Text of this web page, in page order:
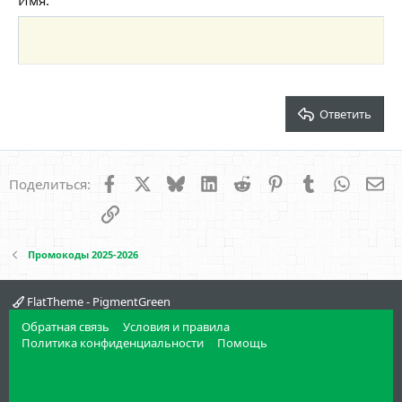
18
Tahoma
Заголовок 3
Ответить
Поделиться: Facebook BlueskyLinkedIn
Reddit PinterestTumblr
Ссылка
Промокоды 2025-2026
FlatTheme - PigmentGreen
Обратная связь
Условия и правила
Политика конфиденциальности
Помощь